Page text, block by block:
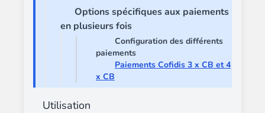
Options spécifiques aux paiements
en plusieurs fois
Configuration des différents
paiements
Paiements Cofidis 3 x CB et 4
x CB
Utilisation